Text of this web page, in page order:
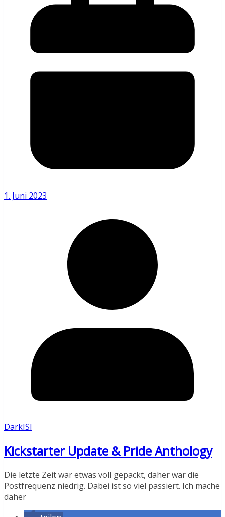
1. Juni 2023
DarkISI
Kickstarter Update & Pride Anthology
Die letzte Zeit war etwas voll gepackt, daher war die
Postfrequenz niedrig. Dabei ist so viel passiert. Ich mache
daher